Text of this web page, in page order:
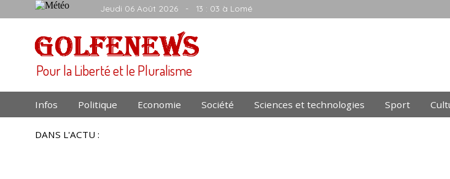
Jeudi 06 Août 2026 - 13 : 03 à Lomé
Pour la Liberté et le Pluralisme
Infos Politique Economie Société Sciences et technologies Sport
DANS L'ACTU :